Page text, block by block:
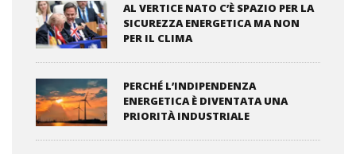
AL VERTICE NATO C’È SPAZIO PER LA
SICUREZZA ENERGETICA MA NON
PER IL CLIMA
PERCHÉ L’INDIPENDENZA
ENERGETICA È DIVENTATA UNA
PRIORITÀ INDUSTRIALE